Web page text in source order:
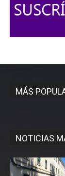
MÁS
NOTICIAS